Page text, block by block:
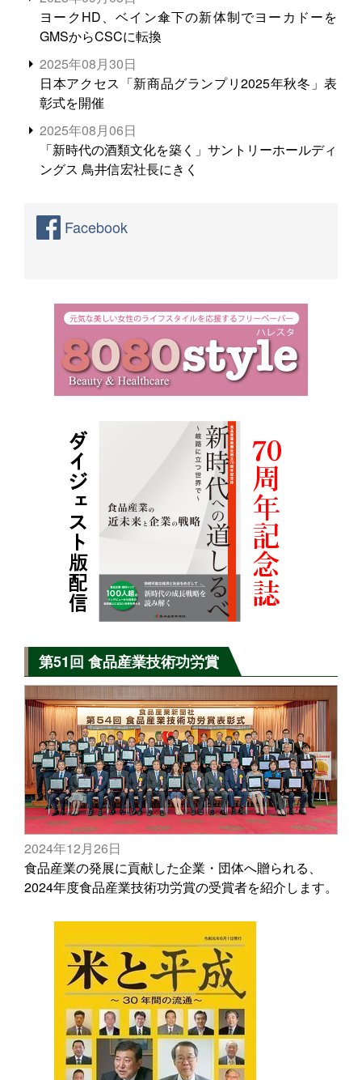
ヨークHD、ベイン傘下の新体制でヨーカドーを
GMSからCSCに転換
2025年08月30日
日本アクセス「新商品グランプリ2025年秋冬」表
彰式を開催
2025年08月06日
「新時代の酒類文化を築く」サントリーホールディ
ングス 鳥井信宏社長にきく
Facebook
第51回 食品産業技術功労賞
2024年12月26日
食品産業の発展に貢献した企業・団体へ贈られる、
2024年度食品産業技術功労賞の受賞者を紹介します。